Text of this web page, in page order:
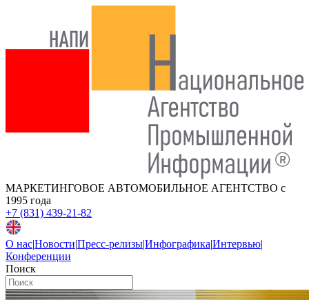
МАРКЕТИНГОВОЕ АВТОМОБИЛЬНОЕ АГЕНТСТВО с
1995 года
+7 (831) 439-21-82
О нас|Новости|Пресс-релизы|Инфографика|Интервью|
Конференции
Поиск